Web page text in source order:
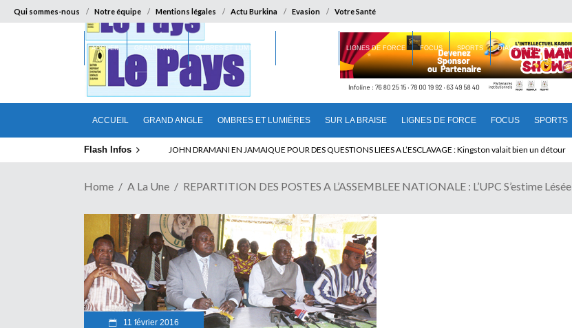
Qui sommes-nous Notre équipe Mentions légales Actu Burkina Evasion Votre Santé
ACCUEIL GRAND ANGLE OMBRES ET LUMIÈRES SUR LA BRAISE LIGNES DE FORCE FOCUS SPORTS
ACCUEIL GRAND ANGLE OMBRES ET LUMIÈRES LIGNES DE FORCE FOCUS SPORTS DIALOGUE INTERIEUR
Flash Infos ELECTION DE TALON A LA TETE DU SENAT BENINOIS : Quand Patrice quitte le pouvoir sans partir !
Home A La Une REPARTITION DES POSTES A L’ASSEMBLEE NATIONALE : L’UPC S’estime Lésée
11 février 2016